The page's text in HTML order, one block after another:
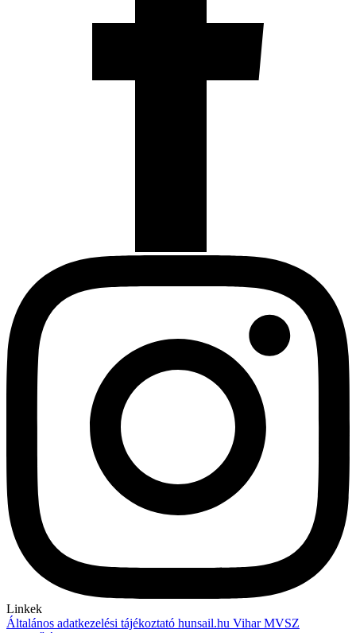
Linkek
Általános adatkezelési tájékoztató hunsail.hu ViharMVSZ